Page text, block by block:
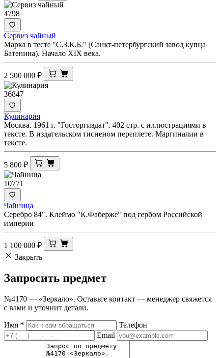
4798
Сервиз чайный
Марка в тесте "С.З.К.Б." (Санкт-петербургский завод купца
Батенина). Начало XIX века.
2 500 000 ₽
36847
Кулинария
Москва. 1961 г. "Госторгиздат". 402 стр. с иллюстрациями в
тексте. В издательском тисненом переплете. Маргиналии в
тексте.
5 800 ₽
10771
Чайница
Серебро 84". Клеймо "К.Фаберже" под гербом Российской
империи
1 100 000 ₽
Закрыть
Запросить предмет
№4170 — «Зеркало». Оставьте контакт — менеджер свяжется
с вами и уточнит детали.
Имя *
Телефон
Email